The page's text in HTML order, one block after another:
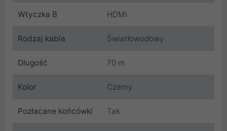
Wtyczka B HDMI
Rodzaj kabla Światłowodowy
Długość 70 m
Kolor Czarny
Pozłacane końcówki Tak